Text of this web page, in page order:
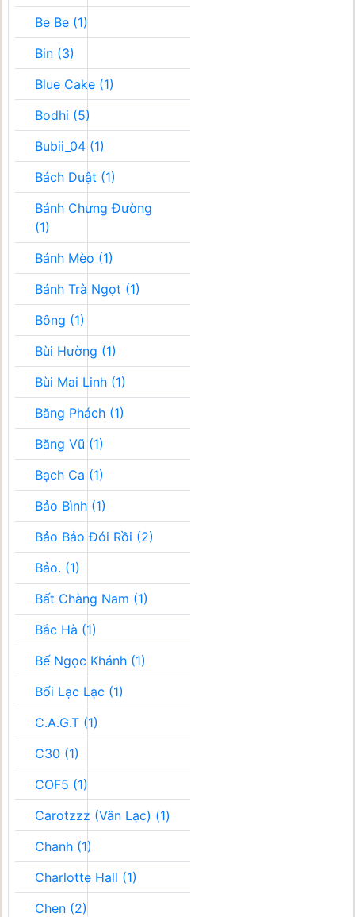
Be Be (1)
Bin (3)
Blue Cake (1)
Bodhi (5)
Bubii_04 (1)
Bách Duật (1)
Bánh Chưng Đường
(1)
Bánh Mèo (1)
Bánh Trà Ngọt (1)
Bông (1)
Bùi Hường (1)
Bùi Mai Linh (1)
Băng Phách (1)
Băng Vũ (1)
Bạch Ca (1)
Bảo Bình (1)
Bảo Bảo Đói Rồi (2)
Bảo. (1)
Bất Chàng Nam (1)
Bắc Hà (1)
Bế Ngọc Khánh (1)
Bối Lạc Lạc (1)
C.A.G.T (1)
C30 (1)
COF5 (1)
Carotzzz (Vân Lạc) (1)
Chanh (1)
Charlotte Hall (1)
Chen (2)